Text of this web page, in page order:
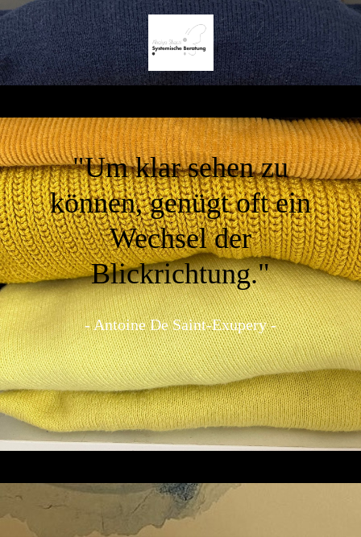
"Um klar sehen zu
können, genügt oft ein
Wechsel der
Blickrichtung."
- Antoine De Saint-Exupery -